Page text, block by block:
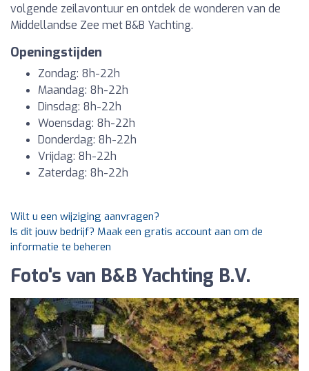
volgende zeilavontuur en ontdek de wonderen van de
Middellandse Zee met B&B Yachting.
Openingstijden
Zondag: 8h-22h
Maandag: 8h-22h
Dinsdag: 8h-22h
Woensdag: 8h-22h
Donderdag: 8h-22h
Vrijdag: 8h-22h
Zaterdag: 8h-22h
Wilt u een wijziging aanvragen?
Is dit jouw bedrijf? Maak een gratis account aan om de
informatie te beheren
Foto's van B&B Yachting B.V.